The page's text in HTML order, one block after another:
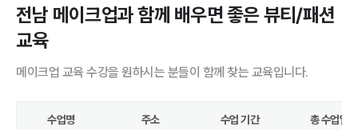
전남 메이크업과 함께 배우면 좋은 뷰티/패션
교육
메이크업 교육 수강을 원하시는 분들이 함께 찾는 교육입니다.
수업명 주소 수업 기간 총 수업일